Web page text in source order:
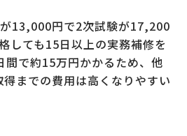
13,000円で2次試験が17,200
しても15日以上の実務補修を
間で約15万円かかるため、他
までの費用は高くなりやすい